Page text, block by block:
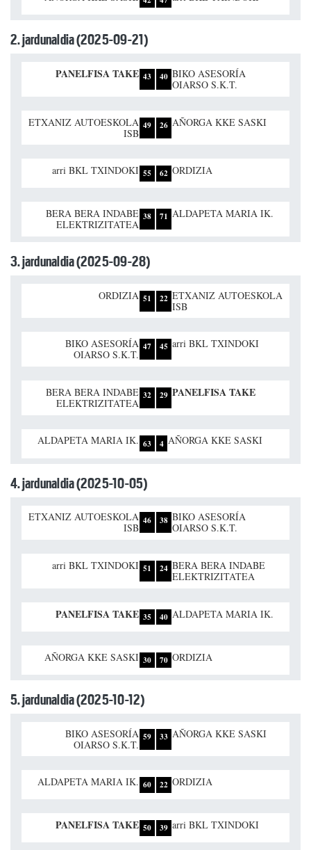
2. jardunaldia (2025-09-21)
PANELFISA TAKE 43 40 BIKO ASESORÍA
OIARSO S.K.T.
ETXANIZ AUTOESKOLA
ISB
49 26 AÑORGA KKE SASKI
arri BKL TXINDOKI 55 62 ORDIZIA
BERA BERA INDABE
ELEKTRIZITATEA
38 71 ALDAPETA MARIA IK.
3. jardunaldia (2025-09-28)
ORDIZIA 51 22 ETXANIZ AUTOESKOLA
ISB
BIKO ASESORÍA
OIARSO S.K.T.
47 45 arri BKL TXINDOKI
BERA BERA INDABE
ELEKTRIZITATEA
32 29 PANELFISA TAKE
ALDAPETA MARIA IK. 63 4 AÑORGA KKE SASKI
4. jardunaldia (2025-10-05)
ETXANIZ AUTOESKOLA
ISB
46 38 BIKO ASESORÍA
OIARSO S.K.T.
arri BKL TXINDOKI 51 24 BERA BERA INDABE
ELEKTRIZITATEA
PANELFISA TAKE 35 40 ALDAPETA MARIA IK.
AÑORGA KKE SASKI 30 70 ORDIZIA
5. jardunaldia (2025-10-12)
BIKO ASESORÍA
OIARSO S.K.T.
59 33 AÑORGA KKE SASKI
ALDAPETA MARIA IK. 60 22 ORDIZIA
PANELFISA TAKE 50 39 arri BKL TXINDOKI